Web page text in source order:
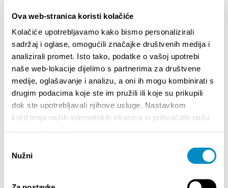
Ova web-stranica koristi kolačiće
Kolačiće upotrebljavamo kako bismo personalizirali
sadržaj i oglase, omogućili značajke društvenih medija i
analizirali promet. Isto tako, podatke o vašoj upotrebi
naše web-lokacije dijelimo s partnerima za društvene
medije, oglašavanje i analizu, a oni ih mogu kombinirati s
drugim podacima koje ste im pružili ili koje su prikupili
dok ste upotrebljavali njihove usluge. Nastavkom
korištenja naših internetskih stranica vi prihvaćate našu
pristanka
Nužni
Podijelite:
ISTAKNUTO